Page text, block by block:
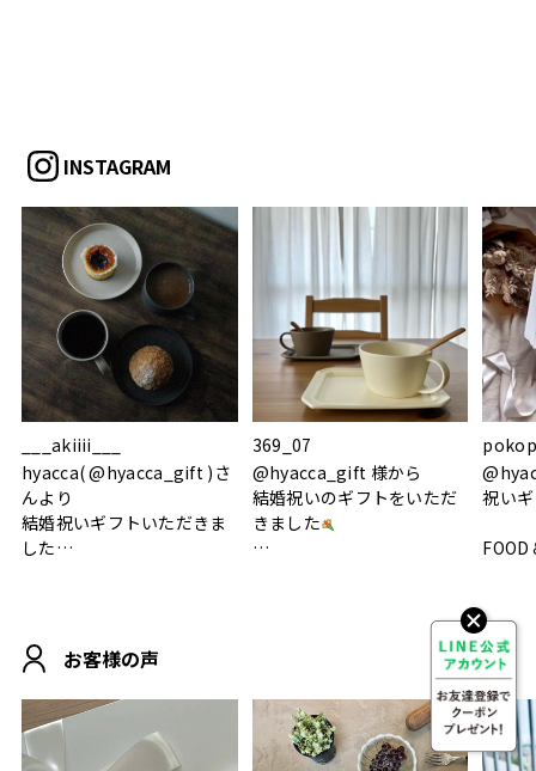
INSTAGRAM
___akiiii___
hyacca( @hyacca_gift )さ
んより
結婚祝いギフトいただきま
した
おうちカフェもお洒落にな
って嬉しい𖠚 ⡱
.
#hyacca #結婚祝い
369_07
@hyacca_gift 様から
結婚祝いのギフトをいただ
きました
柔らかい手触りで使い心地
素敵なギフトを
ありがとうございました
祝い
FOOD
白無
に入り
真っ
いい
お客様の声